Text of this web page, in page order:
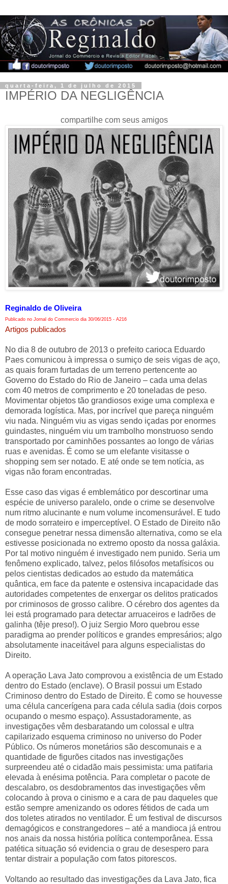
quarta-feira, 1 de julho de 2015
IMPÉRIO DA NEGLIGÊNCIA
compartilhe com seus amigos
Reginaldo de Oliveira
Publicado no Jornal do Commercio dia 30/06/2015 - A216
Artigos publicados
No dia 8 de outubro de 2013 o prefeito carioca Eduardo
Paes comunicou à impressa o sumiço de seis vigas de aço,
as quais foram furtadas de um terreno pertencente ao
Governo do Estado do Rio de Janeiro – cada uma delas
com 40 metros de comprimento e 20 toneladas de peso.
Movimentar objetos tão grandiosos exige uma complexa e
demorada logística. Mas, por incrível que pareça ninguém
viu nada. Ninguém viu as vigas sendo içadas por enormes
guindastes, ninguém viu um trambolho monstruoso sendo
transportado por caminhões possantes ao longo de várias
ruas e avenidas. É como se um elefante visitasse o
shopping sem ser notado. E até onde se tem notícia, as
vigas não foram encontradas.
Esse caso das vigas é emblemático por descortinar uma
espécie de universo paralelo, onde o crime se desenvolve
num ritmo alucinante e num volume incomensurável. E tudo
de modo sorrateiro e imperceptível. O Estado de Direito não
consegue penetrar nessa dimensão alternativa, como se ela
estivesse posicionada no extremo oposto da nossa galáxia.
Por tal motivo ninguém é investigado nem punido. Seria um
fenômeno explicado, talvez, pelos filósofos metafísicos ou
pelos cientistas dedicados ao estudo da matemática
quântica, em face da patente e ostensiva incapacidade das
autoridades competentes de enxergar os delitos praticados
por criminosos de grosso calibre. O cérebro dos agentes da
lei está programado para detectar arruaceiros e ladrões de
galinha (têje preso!). O juiz Sergio Moro quebrou esse
paradigma ao prender políticos e grandes empresários; algo
absolutamente inaceitável para alguns especialistas do
Direito.
A operação Lava Jato comprovou a existência de um Estado
dentro do Estado (enclave). O Brasil possui um Estado
Criminoso dentro do Estado de Direito. É como se houvesse
uma célula cancerígena para cada célula sadia (dois corpos
ocupando o mesmo espaço). Assustadoramente, as
investigações vêm desbaratando um colossal e ultra
capilarizado esquema criminoso no universo do Poder
Público. Os números monetários são descomunais e a
quantidade de figurões citados nas investigações
surpreendeu até o cidadão mais pessimista: uma patifaria
elevada à enésima potência. Para completar o pacote de
descalabro, os desdobramentos das investigações vêm
colocando à prova o cinismo e a cara de pau daqueles que
estão sempre amenizando os odores fétidos de cada um
dos toletes atirados no ventilador. É um festival de discursos
demagógicos e constrangedores – até a mandioca já entrou
nos anais da nossa história política contemporânea. Essa
patética situação só evidencia o grau de desespero para
tentar distrair a população com fatos pitorescos.
Voltando ao resultado das investigações da Lava Jato, fica